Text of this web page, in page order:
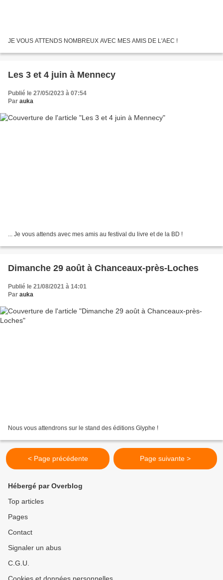
JE VOUS ATTENDS NOMBREUX AVEC MES AMIS DE L'AEC !
Les 3 et 4 juin à Mennecy
Publié le 27/05/2023 à 07:54
Par auka
... Je vous attends avec mes amis au festival du livre et de la BD !
Dimanche 29 août à Chanceaux-près-Loches
Publié le 21/08/2021 à 14:01
Par auka
Nous vous attendrons sur le stand des éditions Glyphe !
< Page précédente Page suivante >
Hébergé par Overblog
Top articles
Pages
Contact
Signaler un abus
C.G.U.